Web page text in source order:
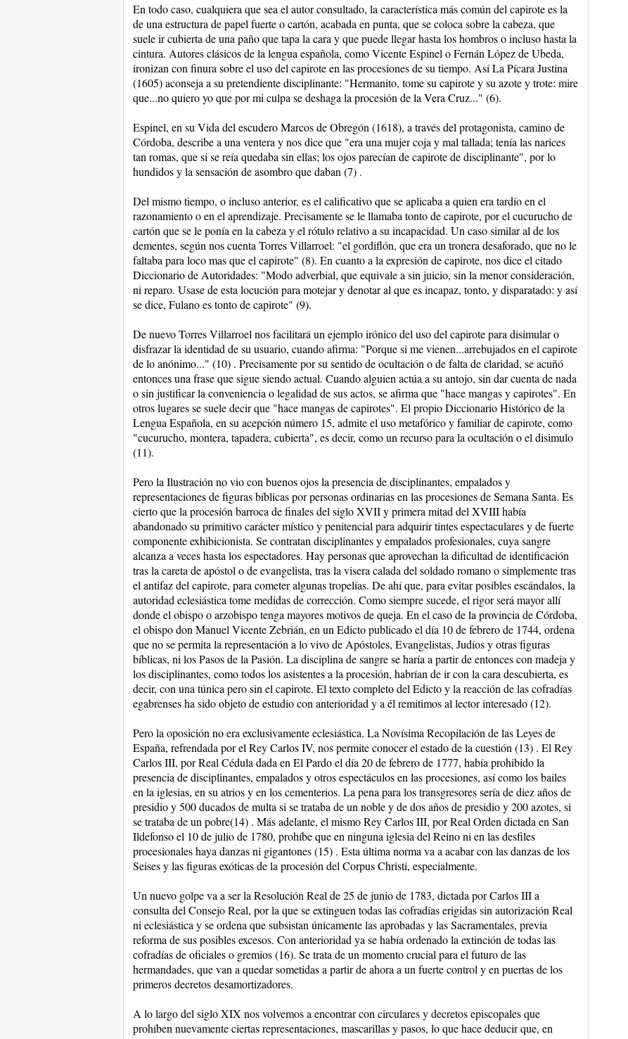
En todo caso, cualquiera que sea el autor consultado, la característica más común del capirote es la
de una estructura de papel fuerte o cartón, acabada en punta, que se coloca sobre la cabeza, que
suele ir cubierta de una paño que tapa la cara y que puede llegar hasta los hombros o incluso hasta la
cintura. Autores clásicos de la lengua española, como Vicente Espinel o Fernán López de Ubeda,
ironizan con finura sobre el uso del capirote en las procesiones de su tiempo. Así La Pícara Justina
(1605) aconseja a su pretendiente disciplinante: "Hermanito, tome su capirote y su azote y trote: mire
que...no quiero yo que por mi culpa se deshaga la procesión de la Vera Cruz..." (6).
Espinel, en su Vida del escudero Marcos de Obregón (1618), a través del protagonista, camino de
Córdoba, describe a una ventera y nos dice que "era una mujer coja y mal tallada; tenía las narices
tan romas, que si se reía quedaba sin ellas; los ojos parecían de capirote de disciplinante", por lo
hundidos y la sensación de asombro que daban (7) .
Del mismo tiempo, o incluso anterior, es el calificativo que se aplicaba a quien era tardío en el
razonamiento o en el aprendizaje. Precisamente se le llamaba tonto de capirote, por el cucurucho de
cartón que se le ponía en la cabeza y el rótulo relativo a su incapacidad. Un caso similar al de los
dementes, según nos cuenta Torres Villarroel: "el gordiflón, que era un tronera desaforado, que no le
faltaba para loco mas que el capirote" (8). En cuanto a la expresión de capirote, nos dice el citado
Diccionario de Autoridades: "Modo adverbial, que equivale a sin juicio, sin la menor consideración,
ni reparo. Usase de esta locución para motejar y denotar al que es incapaz, tonto, y disparatado: y así
se dice, Fulano es tonto de capirote" (9).
De nuevo Torres Villarroel nos facilitará un ejemplo irónico del uso del capirote para disimular o
disfrazar la identidad de su usuario, cuando afirma: "Porque si me vienen...arrebujados en el capirote
de lo anónimo..." (10) . Precisamente por su sentido de ocultación o de falta de claridad, se acuñó
entonces una frase que sigue siendo actual. Cuando alguien actúa a su antojo, sin dar cuenta de nada
o sin justificar la conveniencia o legalidad de sus actos, se afirma que "hace mangas y capirotes". En
otros lugares se suele decir que "hace mangas de capirotes". El propio Diccionario Histórico de la
Lengua Española, en su acepción número 15, admite el uso metafórico y familiar de capirote, como
"cucurucho, montera, tapadera, cubierta", es decir, como un recurso para la ocultación o el disimulo
(11).
Pero la Ilustración no vio con buenos ojos la presencia de disciplinantes, empalados y
representaciones de figuras bíblicas por personas ordinarias en las procesiones de Semana Santa. Es
cierto que la procesión barroca de finales del siglo XVII y primera mitad del XVIII había
abandonado su primitivo carácter místico y penitencial para adquirir tintes espectaculares y de fuerte
componente exhibicionista. Se contratan disciplinantes y empalados profesionales, cuya sangre
alcanza a veces hasta los espectadores. Hay personas que aprovechan la dificultad de identificación
tras la careta de apóstol o de evangelista, tras la visera calada del soldado romano o simplemente tras
el antifaz del capirote, para cometer algunas tropelías. De ahí que, para evitar posibles escándalos, la
autoridad eclesiástica tome medidas de corrección. Como siempre sucede, el rigor será mayor allí
donde el obispo o arzobispo tenga mayores motivos de queja. En el caso de la provincia de Córdoba,
el obispo don Manuel Vicente Zebrián, en un Edicto publicado el día 10 de febrero de 1744, ordena
que no se permita la representación a lo vivo de Apóstoles, Evangelistas, Judíos y otras figuras
bíblicas, ni los Pasos de la Pasión. La disciplina de sangre se haría a partir de entonces con madeja y
los disciplinantes, como todos los asistentes a la procesión, habrían de ir con la cara descubierta, es
decir, con una túnica pero sin el capirote. El texto completo del Edicto y la reacción de las cofradías
egabrenses ha sido objeto de estudio con anterioridad y a él remitimos al lector interesado (12).
Pero la oposición no era exclusivamente eclesiástica. La Novísima Recopilación de las Leyes de
España, refrendada por el Rey Carlos IV, nos permite conocer el estado de la cuestión (13) . El Rey
Carlos III, por Real Cédula dada en El Pardo el día 20 de febrero de 1777, había prohibido la
presencia de disciplinantes, empalados y otros espectáculos en las procesiones, así como los bailes
en la iglesias, en su atrios y en los cementerios. La pena para los transgresores sería de diez años de
presidio y 500 ducados de multa si se trataba de un noble y de dos años de presidio y 200 azotes, si
se trataba de un pobre(14) . Más adelante, el mismo Rey Carlos III, por Real Orden dictada en San
Ildefonso el 10 de julio de 1780, prohíbe que en ninguna iglesia del Reino ni en las desfiles
procesionales haya danzas ni gigantones (15) . Esta última norma va a acabar con las danzas de los
Seises y las figuras exóticas de la procesión del Corpus Christi, especialmente.
Un nuevo golpe va a ser la Resolución Real de 25 de junio de 1783, dictada por Carlos III a
consulta del Consejo Real, por la que se extinguen todas las cofradías erigidas sin autorización Real
ni eclesiástica y se ordena que subsistan únicamente las aprobadas y las Sacramentales, previa
reforma de sus posibles excesos. Con anterioridad ya se había ordenado la extinción de todas las
cofradías de oficiales o gremios (16). Se trata de un momento crucial para el futuro de las
hermandades, que van a quedar sometidas a partir de ahora a un fuerte control y en puertas de los
primeros decretos desamortizadores.
A lo largo del siglo XIX nos volvemos a encontrar con circulares y decretos episcopales que
prohíben nuevamente ciertas representaciones, mascarillas y pasos, lo que hace deducir que, en